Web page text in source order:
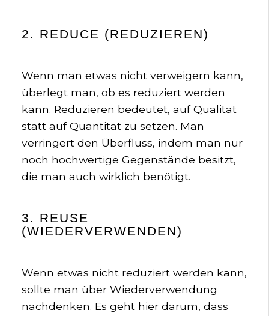
2. REDUCE (REDUZIEREN)
Wenn man etwas nicht verweigern kann,
überlegt man, ob es reduziert werden
kann. Reduzieren bedeutet, auf Qualität
statt auf Quantität zu setzen. Man
verringert den Überfluss, indem man nur
noch hochwertige Gegenstände besitzt,
die man auch wirklich benötigt.
3. REUSE
(WIEDERVERWENDEN)
Wenn etwas nicht reduziert werden kann,
sollte man über Wiederverwendung
nachdenken. Es geht hier darum, dass